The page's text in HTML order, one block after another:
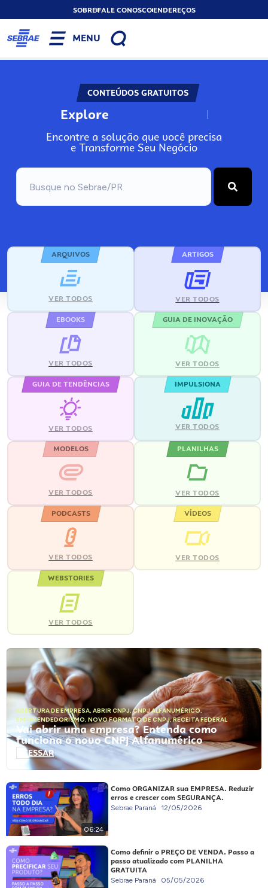
SOBREFALE CONOSCOENDEREÇOS
MENU
CONTEÚDOS GRATUITOS
Explore N
Encontre a solução que você precisa
e Transforme Seu Negócio
ARQUIVOS
VER TODOS
ARTIGOS
VER TODOS
EBOOKS
VER TODOS
GUIA DE INOVAÇÃO
VER TODOS
GUIA DE TENDÊNCIAS
VER TODOS
IMPULSIONA
VER TODOS
MODELOS
VER TODOS
PLANILHAS
VER TODOS
PODCASTS
VER TODOS
VÍDEOS
VER TODOS
WEBSTORIES
VER TODOS
ABERTURA DE EMPRESA, ABRIR CNPJ,CNPJ ALFANUMÉRICO,
EMPREENDEDORISMO, NOVO FORMATO DE CNPJ,RECEITA FEDERAL
Vai abrir uma empresa? Entenda como
funciona o novo CNPJ Alfanumérico
ACESSAR
06:24
Como ORGANIZAR sua EMPRESA. Reduzir
erros e crescer com SEGURANÇA.
Sebrae Paraná 12/05/2026
Como definir o PREÇO DE VENDA. Passo a
passo atualizado com PLANILHA
GRATUITA
Sebrae Paraná 05/05/2026